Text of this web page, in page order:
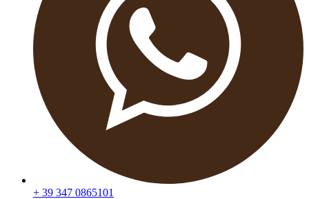
+ 39 347 0865101